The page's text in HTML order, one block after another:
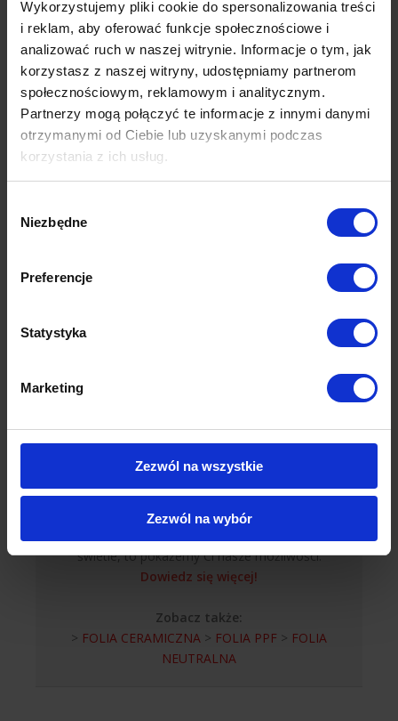
Wykorzystujemy pliki cookie do spersonalizowania treści
i reklam, aby oferować funkcje społecznościowe i
analizować ruch w naszej witrynie. Informacje o tym, jak
korzystasz z naszej witryny, udostępniamy partnerom
społecznościowym, reklamowym i analitycznym.
Partnerzy mogą połączyć te informacje z innymi danymi
otrzymanymi od Ciebie lub uzyskanymi podczas
korzystania z ich usług.
zgody
Niezbędne
Preferencje
Statystyka
Marketing
Zezwól na wszystkie
Zezwól na wybór
producentów aut.
Dzięki redukcji szkodliwego promieniowania UV folia ochronna
Windshield na szybę przednią chroni również pasażerów przed
promieniowaniem UV. Jeżeli chcesz wiedziećwięcej o tym
produkcje jakim jest folia ochronna na szybę samochodu
zapraszamy doKONTAKTU .
Sprawdź katalog narzędzi do
montażu folii i nasze produkty
przyciemniającej szyby w autach, domach i
Dowiedz się więcej na temat LLumar, jednego z
największych producentów wysokiej jakości folii
okiennych i samochodowych!
świetle, to pokażemy Ci nasze możliwości.
Dowiedz się więcej!
Zobacz także:
> FOLIA CERAMICZNA > FOLIA PPF > FOLIA
NEUTRALNA